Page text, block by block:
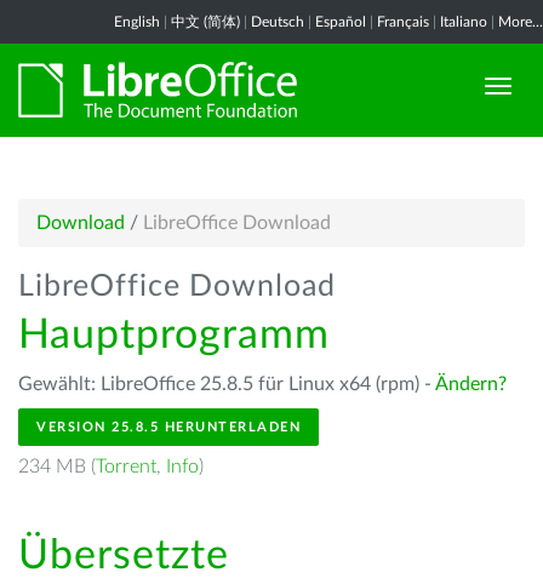
English 中文 (简体) Deutsch Español Français Italiano More...
Download / LibreOffice Download
LibreOffice Download
Hauptprogramm
Gewählt: LibreOffice 25.8.5 für Linux x64 (rpm) - Ändern?
VERSION 25.8.5 HERUNTERLADEN
234 MB (Torrent, Info)
Übersetzte